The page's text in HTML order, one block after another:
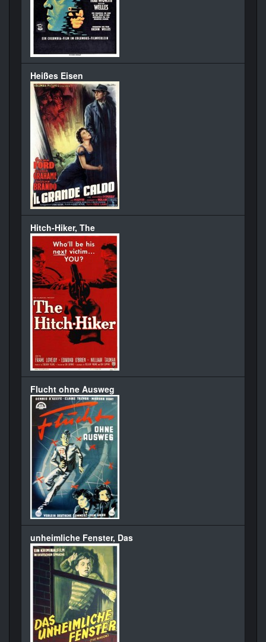
Heißes Eisen
Hitch-Hiker, The
Flucht ohne Ausweg
unheimliche Fenster, Das